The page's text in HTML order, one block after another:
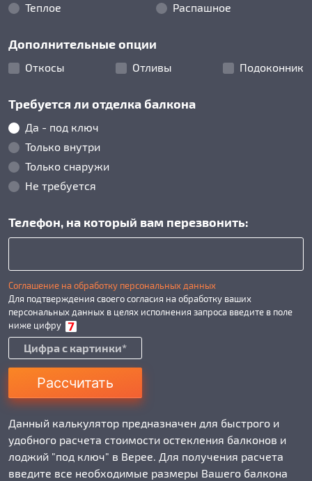
Теплое
Распашное
Дополнительные опции
Откосы Отливы Подоконник
Требуется ли отделка балкона
Да - под ключ
Только внутри
Только снаружи
Не требуется
Телефон, на который вам перезвонить:
Соглашение на обработку персональных данных
Для подтверждения своего согласия на обработку ваших
персональных данных в целях исполнения запроса введите в поле
ниже цифру
Рассчитать
Данный калькулятор предназначен для быстрого и
удобного расчета стоимости остекления балконов и
лоджий "под ключ" в Верее. Для получения расчета
введите все необходимые размеры Вашего балкона